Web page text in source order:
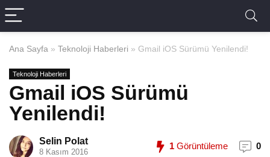
Ana Sayfa » Teknoloji Haberleri » Gmail iOS Sürümü Yenilendi!
Teknoloji Haberleri
Gmail iOS Sürümü
Yenilendi!
Selin Polat
8 Kasım 2016
1 Görüntüleme 0